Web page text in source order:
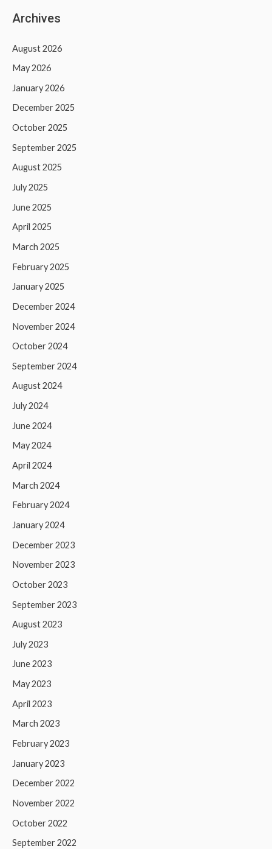
Archives
August 2026
May 2026
January 2026
December 2025
October 2025
September 2025
August 2025
July 2025
June 2025
April 2025
March 2025
February 2025
January 2025
December 2024
November 2024
October 2024
September 2024
August 2024
July 2024
June 2024
May 2024
April 2024
March 2024
February 2024
January 2024
December 2023
November 2023
October 2023
September 2023
August 2023
July 2023
June 2023
May 2023
April 2023
March 2023
February 2023
January 2023
December 2022
November 2022
October 2022
September 2022